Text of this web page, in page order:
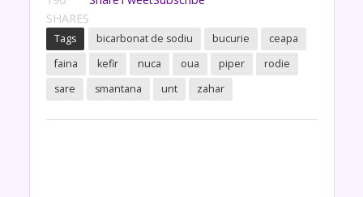
SHARES
Tags bicarbonat de sodiu bucurie
ceapa
faina
kefir nuca oua piper
rodie
sare
smantana unt zahar